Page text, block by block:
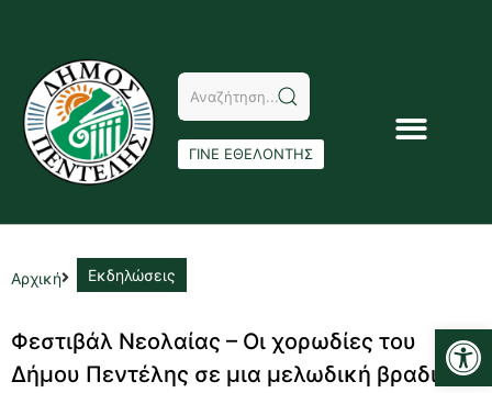
ΓΙΝΕ ΕΘΕΛΟΝΤΗΣ
Αρχική Εκδηλώσεις
Φεστιβάλ Νεολαίας – Οι χορωδίες του
Δήμου Πεντέλης σε μια μελωδική βραδιά